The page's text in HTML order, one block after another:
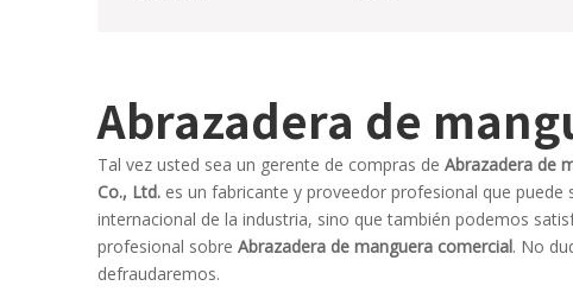
Abrazadera de
Tal vez usted sea un gerente de compras de Abrazadera de
Co., Ltd. es un fabricante y proveedor profesional que puede
internacional de la industria, sino que también podemos
profesional sobre Abrazadera de manguera comercial. No
defraudaremos.